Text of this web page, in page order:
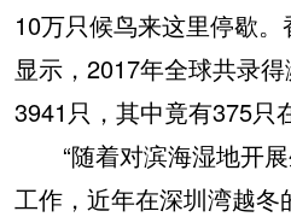
10万只候鸟来这里停歇
显示，2017年全球共录
3941只，其中竟有375只
“随着对滨海湿地开展
工作，近年在深圳湾越冬